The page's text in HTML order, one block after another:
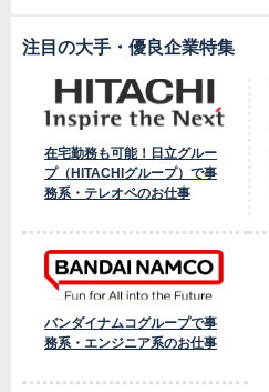
注目の大手・優良企業特集
在宅勤務も可能！日立グルー
プ（HITACHIグループ）で事
務系・テレオペのお仕事
バンダイナムコグループで事
務系・エンジニア系のお仕事